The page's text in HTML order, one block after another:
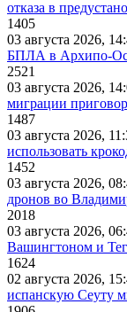
отказа в
1405
03 августа 2026,
БПЛА в Архипо-
2521
03 августа 2026,
миграции
1487
03 августа 2026,
использовать
1452
03 августа 2026,
дронов во
2018
03 августа 2026,
Вашингтоном и
1624
02 августа 2026,
испанскую Сеуту